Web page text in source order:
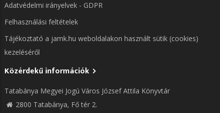
Adatvédelmi irányelvek - GDPR
Felhasználási feltételek
Tájékoztató a jamk.hu weboldalakon használt sütik (cookies)
kezeléséről
Közérdekű információk
Tatabánya Megyei Jogú Város József Attila Könyvtár
2800 Tatabánya, Fő tér 2.